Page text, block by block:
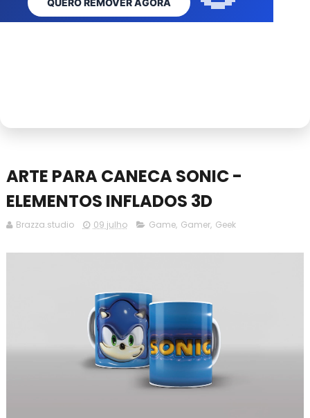
ARTE PARA CANECA SONIC -
ELEMENTOS INFLADOS 3D
Brazza.studio 09 julho Game, Gamer, Geek